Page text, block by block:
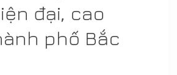
đại, cao
phố Bắc